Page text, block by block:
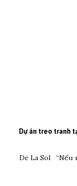
Dự án treo tranh
De La Sol “Nếu